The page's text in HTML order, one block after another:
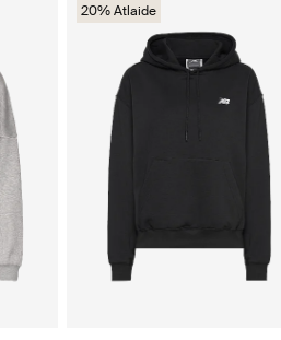
20% Atlaide